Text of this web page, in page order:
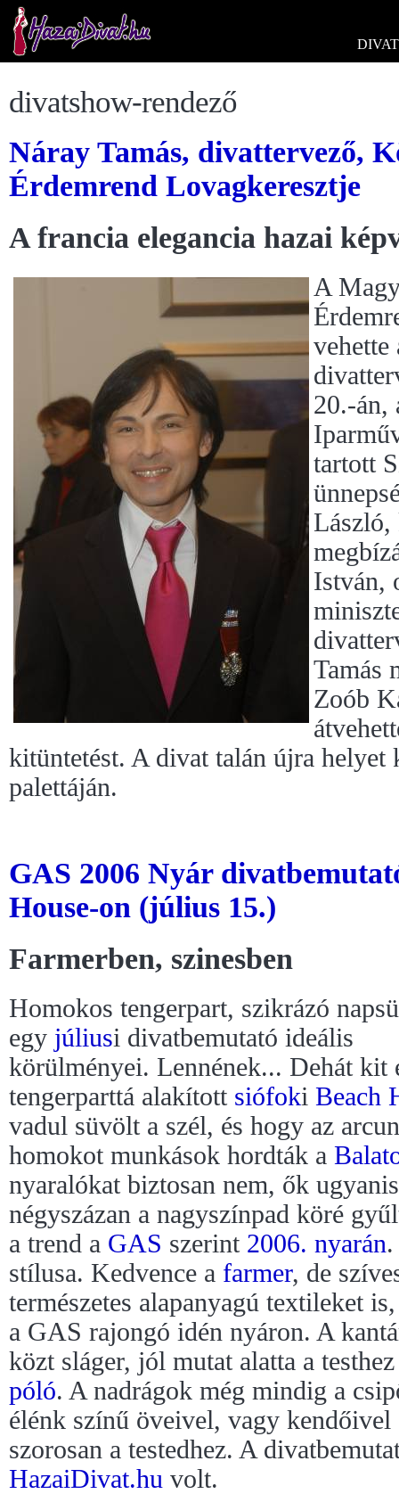
DIVAT
divatshow-rendező
Náray Tamás, divattervező,
Érdemrend Lovagkeresztje
A francia elegancia hazai
A
vehette
20.-án,
tartott
László,
István,
Tamás
Zoób
kitüntetést. A divat talán újra helyet
palettáján.
GAS 2006 Nyár
House-on (július 15.)
Farmerben, szinesben
Homokos tengerpart, szikrázó
egy júliusi divatbemutató ideális
körülményei. Lennének... Dehát kit
tengerparttá alakított siófoki Beach
vadul süvölt a szél, és hogy az
homokot munkások hordták a
nyaralókat biztosan nem, ők
négyszázan a nagyszínpad köré
a trend a GAS szerint 2006. nyarán
stílusa. Kedvence a farmer, de
természetes alapanyagú textileket
a GAS rajongó idén nyáron. A
közt sláger, jól mutat alatta a
póló. A nadrágok még mindig a
élénk színű öveivel, vagy
szorosan a testedhez. A
HazaiDivat.hu volt.